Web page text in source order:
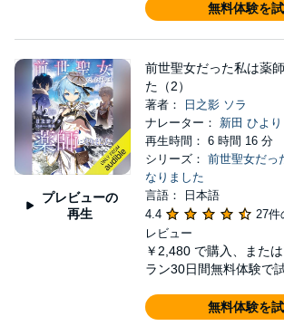
無料体験を
プレビューの
再生
前世聖女だった私は薬
た（2）
著者：
日之影 ソラ
ナレーター： 新田 ひより
再生時間： 6 時間 16 分
シリーズ： 前世聖女だっ
なりました
言語： 日本語
4.4
27件
レビュー
￥2,480 で購入、また
ラン30日間無料体験で
無料体験を